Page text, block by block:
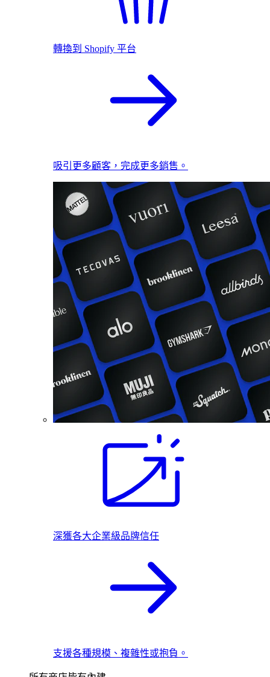
轉換到 Shopify 平台
吸引更多顧客，完成更多銷售。
深獲各大企業級品牌信任
支援各種規模、複雜性或抱負。